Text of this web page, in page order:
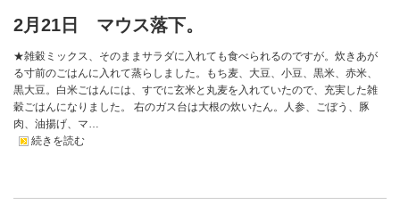
2月21日 マウス落下。
★雑穀ミックス、そのままサラダに入れても食べられるのですが。炊きあが
る寸前のごはんに入れて蒸らしました。もち麦、大豆、小豆、黒米、赤米、
黒大豆。白米ごはんには、すでに玄米と丸麦を入れていたので、充実した雑
穀ごはんになりました。 右のガス台は大根の炊いたん。人参、ごぼう、豚
肉、油揚げ、マ…
続きを読む